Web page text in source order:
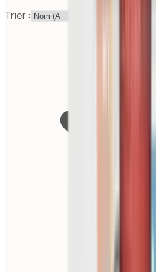
Trier :